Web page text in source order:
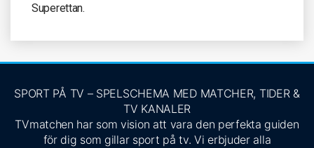
Superettan.
SPORT PÅ TV – SPELSCHEMA MED MATCHER, TIDER &
TV KANALER
TVmatchen har som vision att vara den perfekta guiden
för dig som gillar sport på tv. Vi erbjuder alla